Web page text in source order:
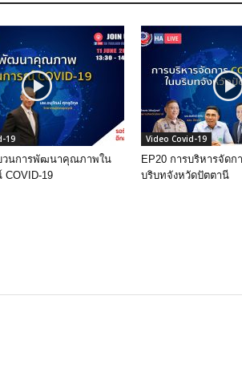
19
วนการพัฒนาคุณภาพใน
19
Video Covid-19
EP20 การบริหารจัดก
บริบทจังหวัดปัตตานี